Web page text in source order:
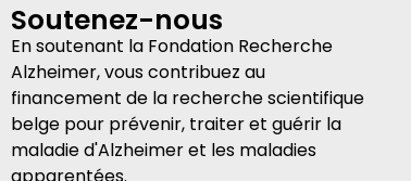
Soutenez-nous
En soutenant la Fondation Recherche
Alzheimer, vous contribuez au
financement de la recherche scientifique
belge pour prévenir, traiter et guérir la
maladie d'Alzheimer et les maladies